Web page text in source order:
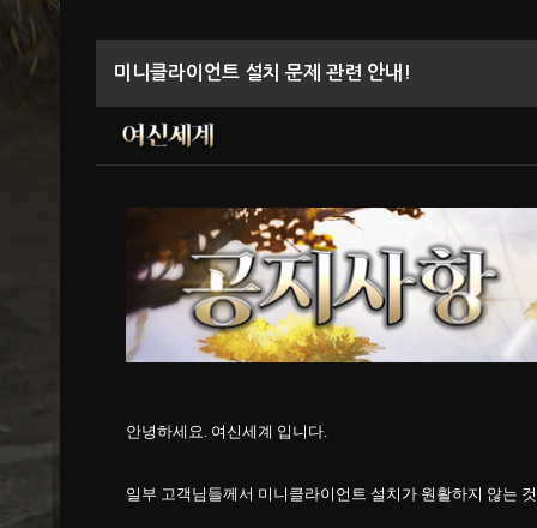
미니클라이언트 설치 문제 관련 안내!
안녕하세요. 여신세계 입니다.
일부 고객님들께서 미니클라이언트 설치가 원활하지 않는